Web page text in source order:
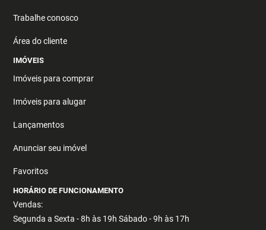
Trabalhe conosco
Área do cliente
IMÓVEIS
Imóveis para comprar
Imóveis para alugar
Lançamentos
Anunciar seu imóvel
Favoritos
HORÁRIO DE FUNCIONAMENTO
Vendas:
Segunda a Sexta - 8h às 19h Sábado - 9h às 17h